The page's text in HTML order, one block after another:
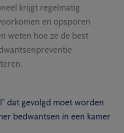
krijgt regelmatig
en opsporen
weten hoe ze de best
dat gevolgd moet worden
bedwantsen in een kamer